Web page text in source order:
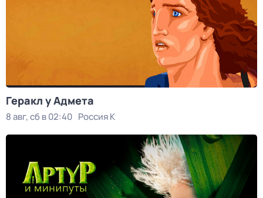
Геракл у Адмета
8 авг, сб в 02:40 Россия К